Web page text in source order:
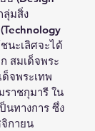
ลุ่มสิ่ง
นะเลิศจะได้
สมเด็จพระ
จพระเทพ
ราชกุมารี ใน
นทางการ ซึ่ง
กายน